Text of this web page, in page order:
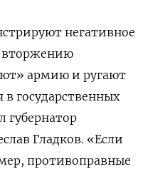
негативное
вторжению
армию и ругают
государственных
губернатор
Гладков. «Если
противоправные